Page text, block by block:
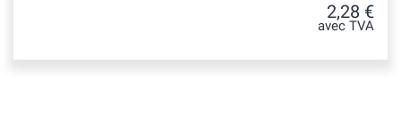
2,28 €
avec TVA